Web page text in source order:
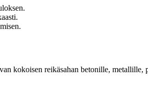
kokoisen reikäsahan betonille, metallille,